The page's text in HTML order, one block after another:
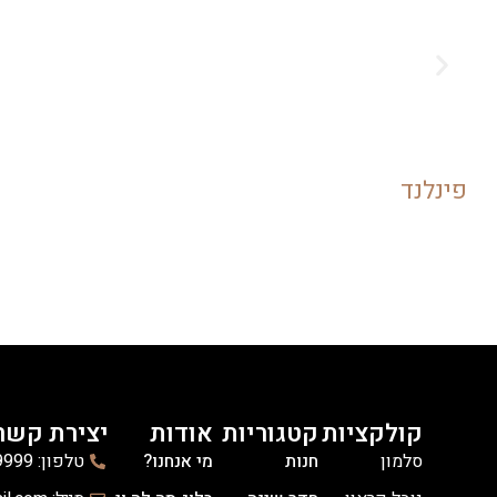
פינלנד
קולקציות
סלמון
קטגוריות
חנות
אודות
מי אנחנו?
יצירת
טלפון: 03-6139999